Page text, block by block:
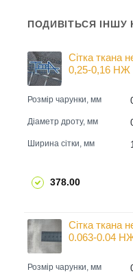
ПОДИВІТЬСЯ
Сітка ткана
0,25-0,16 НЖ
Розмір чарунки, мм
Діаметр дроту, мм
Ширина сітки, мм
378.00
Сітка ткана
0.063-0.04
Розмір чарунки, мм